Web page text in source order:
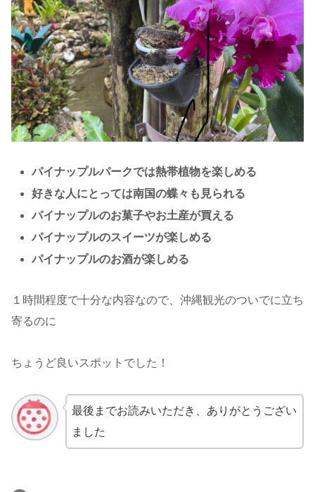
パイナップルパークでは熱帯植物を楽しめる
好きな人にとっては南国の蝶々も見られる
パイナップルのお菓子やお土産が買える
パイナップルのスイーツが楽しめる
パイナップルのお酒が楽しめる
１時間程度で十分な内容なので、沖縄観光のついでに立ち
寄るのに
ちょうど良いスポットでした！
最後までお読みいただき、ありがとうござい
ました